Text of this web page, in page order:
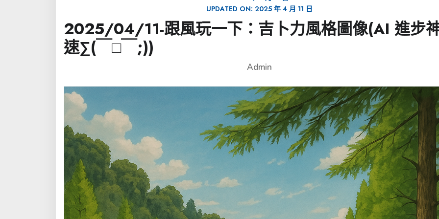
UPDATED ON: 2025 年 4 月 11 日
2025/04/11-跟風玩一下：吉卜力風格圖像(AI 進步
速∑(￣□￣;))
Admin